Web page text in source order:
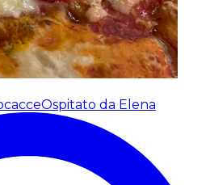
Ospitato da Elena